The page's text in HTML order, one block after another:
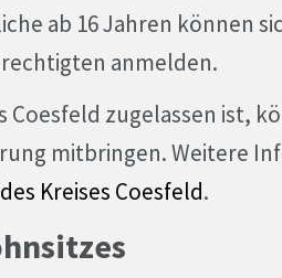
ab 16 Jahren können
anmelden.
zugelassen ist,
mitbringen. Weitere
Kreises Coesfeld.